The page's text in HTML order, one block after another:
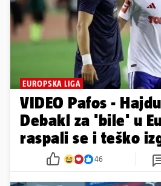
EUROPSKA LIGA
VIDEO Pafos -
Debakl za 'bile' u
raspali se i teško
46